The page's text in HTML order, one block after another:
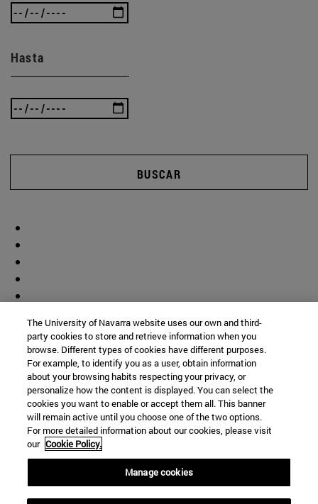
Hasta
BUSCAR
The University of Navarra website uses our own and third-
party cookies to store and retrieve information when you
browse. Different types of cookies have different purposes.
For example, to identify you as a user, obtain information
about your browsing habits respecting your privacy, or
personalize how the content is displayed. You can select the
cookies you want to enable or accept them all. This banner
will remain active until you choose one of the two options.
For more detailed information about our cookies, please visit
our Cookie Policy.
Manage cookies